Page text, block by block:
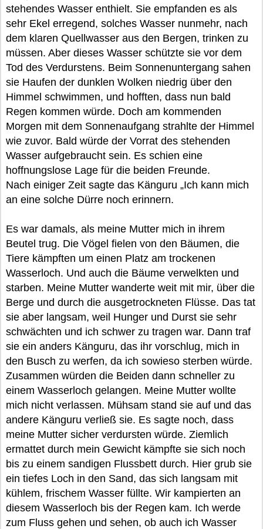
stehendes Wasser enthielt. Sie empfanden es als
sehr Ekel erregend, solches Wasser nunmehr, nach
dem klaren Quellwasser aus den Bergen, trinken zu
müssen. Aber dieses Wasser schützte sie vor dem
Tod des Verdurstens. Beim Sonnenuntergang sahen
sie Haufen der dunklen Wolken niedrig über den
Himmel schwimmen, und hofften, dass nun bald
Regen kommen würde. Doch am kommenden
Morgen mit dem Sonnenaufgang strahlte der Himmel
wie zuvor. Bald würde der Vorrat des stehenden
Wasser aufgebraucht sein. Es schien eine
hoffnungslose Lage für die beiden Freunde.
Nach einiger Zeit sagte das Känguru „Ich kann mich
an eine solche Dürre noch erinnern.
Es war damals, als meine Mutter mich in ihrem
Beutel trug. Die Vögel fielen von den Bäumen, die
Tiere kämpften um einen Platz am trockenen
Wasserloch. Und auch die Bäume verwelkten und
starben. Meine Mutter wanderte weit mit mir, über die
Berge und durch die ausgetrockneten Flüsse. Das tat
sie aber langsam, weil Hunger und Durst sie sehr
schwächten und ich schwer zu tragen war. Dann traf
sie ein anders Känguru, das ihr vorschlug, mich in
den Busch zu werfen, da ich sowieso sterben würde.
Zusammen würden die Beiden dann schneller zu
einem Wasserloch gelangen. Meine Mutter wollte
mich nicht verlassen. Mühsam stand sie auf und das
andere Känguru verließ sie. Es sagte noch, dass
meine Mutter sicher verdursten würde. Ziemlich
ermattet durch mein Gewicht kämpfte sie sich noch
bis zu einem sandigen Flussbett durch. Hier grub sie
ein tiefes Loch in den Sand, das sich langsam mit
kühlem, frischem Wasser füllte. Wir kampierten an
diesem Wasserloch bis der Regen kam. Ich werde
zum Fluss gehen und sehen, ob auch ich Wasser